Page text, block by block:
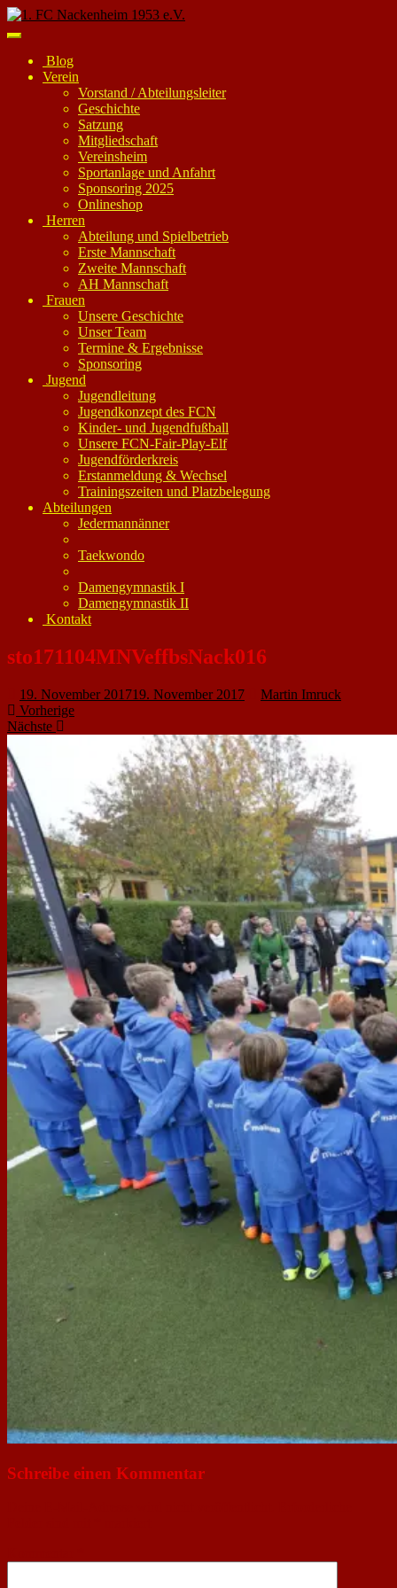
Skip
to
content
Toggle
navigationBlog
Verein
Vorstand / Abteilungsleiter
Geschichte
Satzung
Mitgliedschaft
Vereinsheim
Sportanlage und Anfahrt
Sponsoring 2025
Onlineshop
Herren
Abteilung und Spielbetrieb
Erste Mannschaft
Zweite Mannschaft
AH Mannschaft
Frauen
Unsere Geschichte
Unser Team
Termine & Ergebnisse
Sponsoring
Jugend
Jugendleitung
Jugendkonzept des FCN
Kinder- und Jugendfußball
Unsere FCN-Fair-Play-Elf
Jugendförderkreis
Erstanmeldung & Wechsel
Trainingszeiten und Platzbelegung
Abteilungen
Jedermannänner
Taekwondo
Damengymnastik I
Damengymnastik II
Kontakt
sto171104MNVeffbsNack016
19. November 201719. November 2017
Martin Imruck
Vorherige
Nächste
Schreibe einen Kommentar